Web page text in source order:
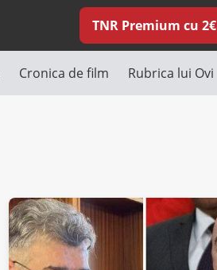
TNR Premium cu 2€
Cronica de film Rubrica lui Ovi